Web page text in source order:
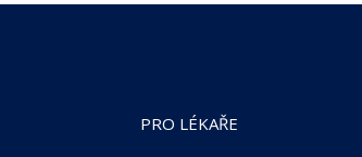
PRO LÉKAŘE